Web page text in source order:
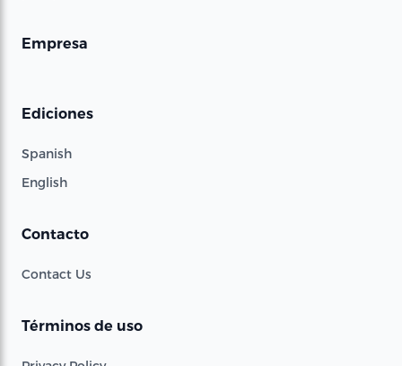
Empresa
Ediciones
Spanish
English
Contacto
Contact Us
Términos de uso